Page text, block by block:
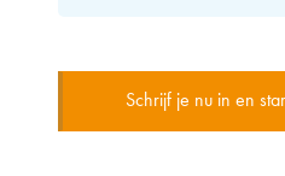
Schrijf je nu in en